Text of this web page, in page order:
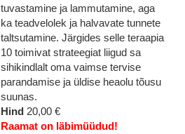
tuvastamine ja lammutamine, aga
ka teadvelolek ja halvavate tunnete
taltsutamine. Järgides selle teraapia
10 toimivat strateegiat liigud sa
sihikindlalt oma vaimse tervise
parandamise ja üldise heaolu tõusu
suunas.
Hind 20,00 €
Raamat on läbimüüdud!